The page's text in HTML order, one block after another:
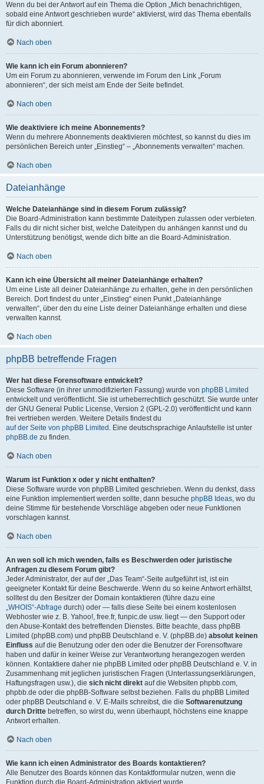
Wenn du bei der Antwort auf ein Thema die Option „Mich benachrichtigen,
sobald eine Antwort geschrieben wurde“ aktivierst, wird das Thema ebenfalls
für dich abonniert.
Nach oben
Wie kann ich ein Forum abonnieren?
Um ein Forum zu abonnieren, verwende im Forum den Link „Forum
abonnieren“, der sich meist am Ende der Seite befindet.
Nach oben
Wie deaktiviere ich meine Abonnements?
Wenn du mehrere Abonnements deaktivieren möchtest, so kannst du dies im
persönlichen Bereich unter „Einstieg“ – „Abonnements verwalten“ machen.
Nach oben
Dateianhänge
Welche Dateianhänge sind in diesem Forum zulässig?
Die Board-Administration kann bestimmte Dateitypen zulassen oder verbieten.
Falls du dir nicht sicher bist, welche Dateitypen du anhängen kannst und du
Unterstützung benötigst, wende dich bitte an die Board-Administration.
Nach oben
Kann ich eine Übersicht all meiner Dateianhänge erhalten?
Um eine Liste all deiner Dateianhänge zu erhalten, gehe in den persönlichen
Bereich. Dort findest du unter „Einstieg“ einen Punkt „Dateianhänge
verwalten“, über den du eine Liste deiner Dateianhänge erhalten und diese
verwalten kannst.
Nach oben
phpBB betreffende Fragen
Wer hat diese Forensoftware entwickelt?
Diese Software (in ihrer unmodifizierten Fassung) wurde von phpBB Limited
entwickelt und veröffentlicht. Sie ist urheberrechtlich geschützt. Sie wurde unter
der GNU General Public License, Version 2 (GPL-2.0) veröffentlicht und kann
frei vertrieben werden. Weitere Details findest du
auf der Seite von phpBB Limited . Eine deutschsprachige Anlaufstelle ist unter
phpBB.de zu finden.
Nach oben
Warum ist Funktion x oder y nicht enthalten?
Diese Software wurde von phpBB Limited geschrieben. Wenn du denkst, dass
eine Funktion implementiert werden sollte, dann besuche phpBB Ideas, wo du
deine Stimme für bestehende Vorschläge abgeben oder neue Funktionen
vorschlagen kannst.
Nach oben
An wen soll ich mich wenden, falls es Beschwerden oder juristische
Anfragen zu diesem Forum gibt?
Jeder Administrator, der auf der „Das Team“-Seite aufgeführt ist, ist ein
geeigneter Kontakt für deine Beschwerde. Wenn du so keine Antwort erhältst,
solltest du den Besitzer der Domain kontaktieren (führe dazu eine
„WHOIS“-Abfrage durch) oder — falls diese Seite bei einem kostenlosen
Webhoster wie z. B. Yahoo!, free.fr, funpic.de usw. liegt — den Support oder
den Abuse-Kontakt des betreffenden Dienstes. Bitte beachte, dass phpBB
Limited (phpBB.com) und phpBB Deutschland e. V. (phpBB.de) absolut keinen
Einfluss auf die Benutzung oder den oder die Benutzer der Forensoftware
haben und dafür in keiner Weise zur Verantwortung herangezogen werden
können. Kontaktiere daher nie phpBB Limited oder phpBB Deutschland e. V. in
Zusammenhang mit jeglichen juristischen Fragen (Unterlassungserklärungen,
Haftungsfragen usw.), die sich nicht direkt auf die Websiten phpbb.com,
phpbb.de oder die phpBB-Software selbst beziehen. Falls du phpBB Limited
oder phpBB Deutschland e. V. E-Mails schreibst, die die Softwarenutzung
durch Dritte betreffen, so wirst du, wenn überhaupt, höchstens eine knappe
Antwort erhalten.
Nach oben
Wie kann ich einen Administrator des Boards kontaktieren?
Alle Benutzer des Boards können das Kontaktformular nutzen, wenn die
Funktion durch die Board-Administration aktiviert wurde.